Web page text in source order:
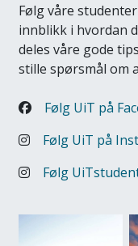
Følg våre
innblikk i hvordan
deles våre gode
stille spørsmål om
Følg UiT på
Følg UiT på
Følg